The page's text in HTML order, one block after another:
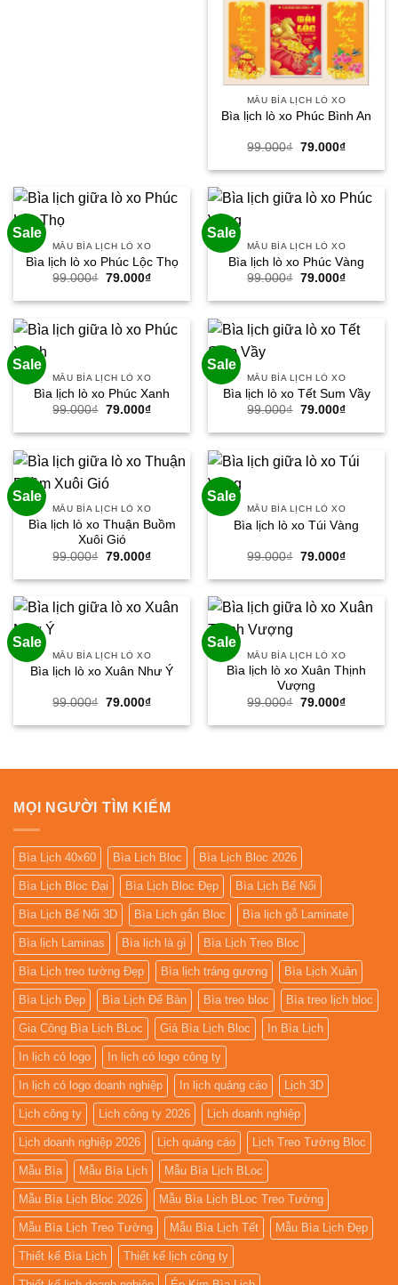
MẪU BÌA LỊCH LÒ XO
Bìa lịch lò xo Phúc Bình An
99.000₫ Giá
là:
79.000₫Giá
tại
79.000₫.
Sale
MẪU BÌA LỊCH LÒ XO
Bìa lịch lò xo Phúc Lộc Thọ
99.000₫ Giá
là:
79.000₫Giá
tại
79.000₫.
Sale
MẪU BÌA LỊCH LÒ XO
Bìa lịch lò xo Phúc Vàng
99.000₫ Giá
là:
79.000₫Giá
tại
79.000₫.
Sale
MẪU BÌA LỊCH LÒ XO
Bìa lịch lò xo Phúc Xanh
99.000₫ Giá
là:
79.000₫Giá
tại
79.000₫.
Sale
MẪU BÌA LỊCH LÒ XO
Bìa lịch lò xo Tết Sum Vầy
99.000₫ Giá
là:
79.000₫Giá
tại
79.000₫.
Sale
MẪU BÌA LỊCH LÒ XO
Bìa lịch lò xo Thuận Buồm
Xuôi Gió
99.000₫ Giá
là:
79.000₫Giá
tại
79.000₫.
Sale
MẪU BÌA LỊCH LÒ XO
Bìa lịch lò xo Túi Vàng
99.000₫ Giá
là:
79.000₫Giá
tại
79.000₫.
Sale
MẪU BÌA LỊCH LÒ XO
Bìa lịch lò xo Xuân Như Ý
99.000₫ Giá
là:
79.000₫Giá
tại
Sale
MẪU BÌA LỊCH LÒ XO
Bìa lịch lò xo Xuân Thịnh
Vượng
99.000₫ Giá
là:
79.000₫Giá
tại
MỌI NGƯỜI TÌM KIẾM
Bìa Lịch 40x60 Bìa Lịch Bloc Bìa Lịch Bloc 2026
Bìa Lịch Bloc Đại Bìa Lịch Bloc Đẹp Bìa Lịch Bế Nổi
Bìa Lịch Bế Nổi 3D Bìa Lịch gắn Bloc Bìa lịch gỗ Laminate
Bìa lịch Laminas Bìa lịch là gì Bìa Lịch Treo Bloc
Bìa Lịch treo tường Đẹp Bìa lịch tráng gương Bìa Lịch Xuân
Bìa Lịch Đẹp Bìa Lịch Để Bàn Bìa treo bloc Bìa treo lịch bloc
Gia Công Bìa Lịch BLoc Giá Bìa Lịch Bloc In Bìa Lịch
In lịch có logo In lịch có logo công ty
In lịch có logo doanh nghiệp In lịch quảng cáo Lịch 3D
Lịch công ty Lịch công ty 2026 Lịch doanh nghiệp
Lịch doanh nghiệp 2026 Lịch quảng cáo Lịch Treo Tường Bloc
Mẫu Bìa Mẫu Bìa Lịch Mẫu Bìa Lịch BLoc
Mẫu Bìa Lịch Bloc 2026 Mẫu Bìa Lịch BLoc Treo Tường
Mẫu Bìa Lịch Treo Tường Mẫu Bìa Lịch Tết Mẫu Bìa Lịch Đẹp
Thiết kế Bìa Lịch Thiết kế lịch công ty